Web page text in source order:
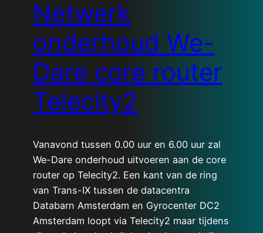
Netwerk
onderhoud We-
Dare core router
Telecity2
Vanavond tussen 0.00 uur en 6.00 uur zal
We-Dare onderhoud uitvoeren aan de core
router op Telecity2. Een kant van de ring
van Trans-IX tussen de datacentra
Databarn Amsterdam en Gyrocenter DC2
Amsterdam loopt via Telecity2 maar tijdens